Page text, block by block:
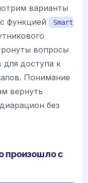
варианты
функцией
Smart
вопросы
для доступа к
Понимание
вернуть
без
произошло с